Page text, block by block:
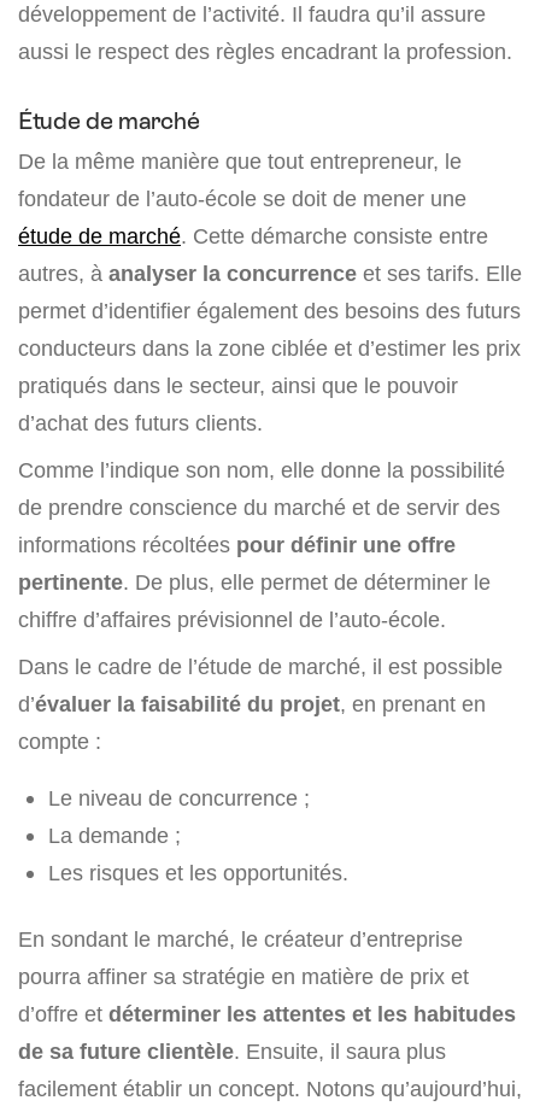
développement de l’activité. Il faudra qu’il assure
aussi le respect des règles encadrant la profession.
Étude de marché
De la même manière que tout entrepreneur, le
fondateur de l’auto-école se doit de mener une
étude de marché. Cette démarche consiste entre
autres, à analyser la concurrence et ses tarifs. Elle
permet d’identifier également des besoins des futurs
conducteurs dans la zone ciblée et d’estimer les prix
pratiqués dans le secteur, ainsi que le pouvoir
d’achat des futurs clients.
Comme l’indique son nom, elle donne la possibilité
de prendre conscience du marché et de servir des
informations récoltées pour définir une offre
pertinente. De plus, elle permet de déterminer le
chiffre d’affaires prévisionnel de l’auto-école.
Dans le cadre de l’étude de marché, il est possible
d’évaluer la faisabilité du projet, en prenant en
compte :
Le niveau de concurrence ;
La demande ;
Les risques et les opportunités.
En sondant le marché, le créateur d’entreprise
pourra affiner sa stratégie en matière de prix et
d’offre et déterminer les attentes et les habitudes
de sa future clientèle. Ensuite, il saura plus
facilement établir un concept. Notons qu’aujourd’hui,